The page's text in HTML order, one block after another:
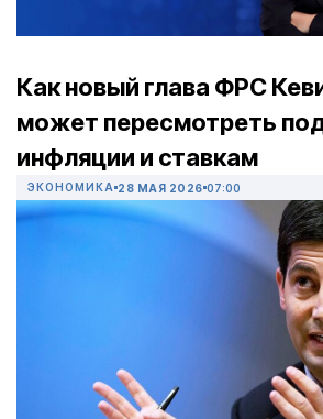
Как новый глава ФРС
может пересмотреть
инфляции и ставкам
ЭКОНОМИКА 28 МАЯ 2026 07:00